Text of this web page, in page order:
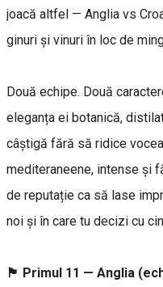
joacă altfel — Anglia vs
ginuri și vinuri în loc de
Două echipe. Două
eleganța ei botanică,
câștigă fără să ridice
mediteraneene, intense și
de reputație ca să lase
noi și în care tu decizi cu
🏴󠁧󠁢󠁥󠁮󠁧󠁿 Primul 11 — Anglia